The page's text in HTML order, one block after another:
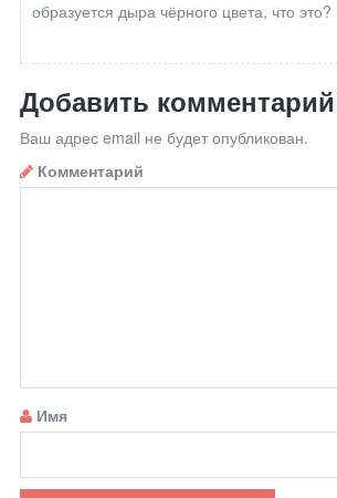
образуется дыра чёрного цвета, что
Добавить комментарий
Ваш адрес email не будет опубликован.
Комментарий
Имя